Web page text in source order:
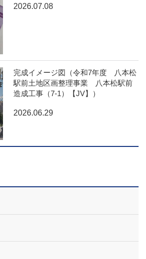
2026.07.08
完成イメージ図（令和7年度 八本松
駅前土地区画整理事業 八本松駅前
造成工事（7-1）【JV】）
2026.06.29